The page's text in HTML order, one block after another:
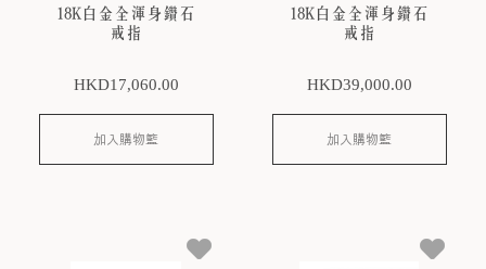
18K白金全渾身鑽石
戒指
HKD17,060.00
加入購物籃
18K白金全渾身鑽石
戒指
HKD39,000.00
加入購物籃